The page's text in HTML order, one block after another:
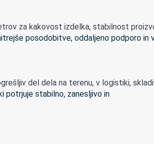
za kakovost izdelka, stabilnost
del dela na terenu, v logistiki,